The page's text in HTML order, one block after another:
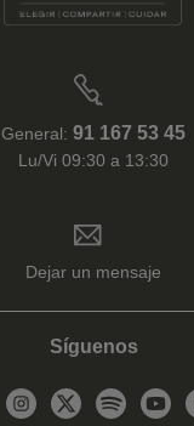
General: 91 167 53 45
Lu/Vi 09:30 a 13:30
Dejar un mensaje
Síguenos